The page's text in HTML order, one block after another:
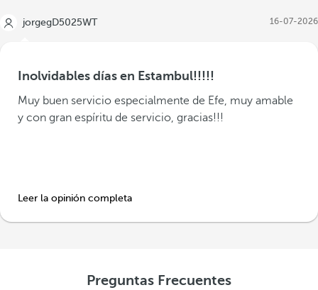
jorgegD5025WT 16-07-2026
Inolvidables días en Estambul!!!!!
Muy buen servicio especialmente de Efe, muy amable
y con gran espíritu de servicio, gracias!!!
Leer la opinión completa
Preguntas Frecuentes